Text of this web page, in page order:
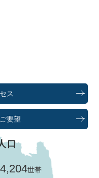
ス
要望
口
4,204世帯